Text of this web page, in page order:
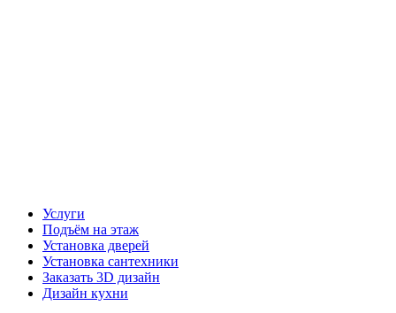
Услуги
Подъём на этаж
Установка дверей
Установка сантехники
Заказать 3D дизайн
Дизайн кухни